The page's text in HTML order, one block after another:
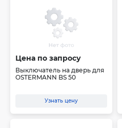
Цена по запросу
Выключатель на дверь для
OSTERMANN BS 50
Узнать цену